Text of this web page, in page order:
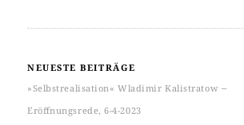
NEUESTE BEITRÄGE
»Selbstrealisation« Wladimir Kalistratow ‒
Eröffnungsrede, 6-4-2023